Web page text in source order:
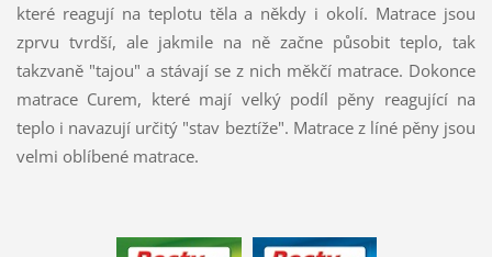
které reagují na teplotu těla a někdy i okolí. Matrace jsou
zprvu tvrdší, ale jakmile na ně začne působit teplo, tak
takzvaně "tajou" a stávají se z nich měkčí matrace. Dokonce
matrace Curem, které mají velký podíl pěny reagující na
teplo i navazují určitý "stav beztíže". Matrace z líné pěny jsou
velmi oblíbené matrace.